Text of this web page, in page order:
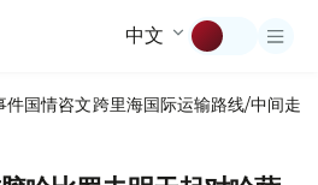
中文
件国情咨文跨里海国际运输路线/中间走廊